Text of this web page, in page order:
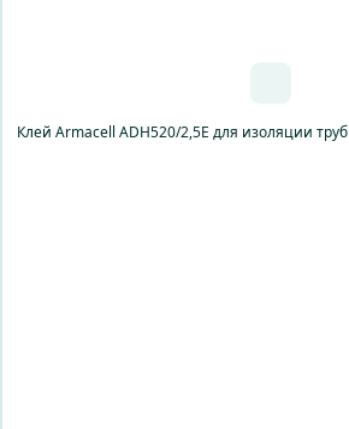
Клей Armacell ADH520/2,5E для изоляции труб